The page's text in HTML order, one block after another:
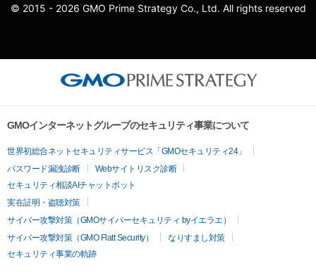
© 2015 - 2026 GMO Prime Strategy Co., Ltd. All rights reserved
GMOインターネットグループのセキュリティ事業について
世界初総合ネットセキュリティサービス「GMOセキュリティ24」
パスワード漏洩診断
Webサイトリスク診断
セキュリティ相談AIチャットボット
実在証明・盗聴対策
サイバー攻撃対策（GMOサイバーセキュリティ byイエラエ）
サイバー攻撃対策（GMO Flatt Security）
なりすまし対策
セキュリティ事業の軌跡